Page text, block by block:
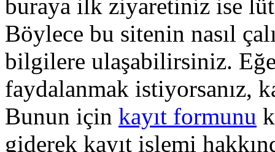
buraya ilk ziyaretiniz ise
Böylece bu sitenin nasıl
bilgilere ulaşabilirsiniz.
faydalanmak istiyorsanız,
Bunun için kayıt formunu
giderek kayıt işlemi